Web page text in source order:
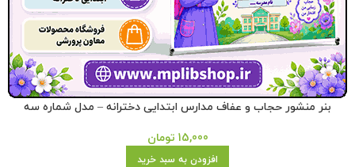
بنر منشور حجاب و عفاف مدارس ابتدایی دخترانه – مدل شماره سه
15,000 تومان
افزودن به سبد خرید